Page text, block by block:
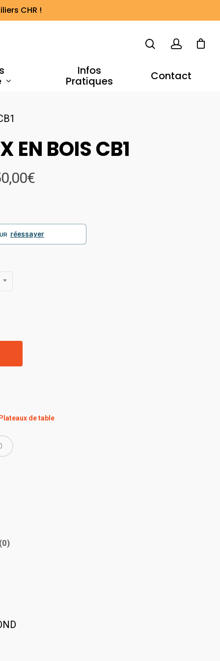
CHR !
Infos
Pratiques Contact
EN BOIS CB1
€Plage
120,00€
à
réessayer
Plateaux de table